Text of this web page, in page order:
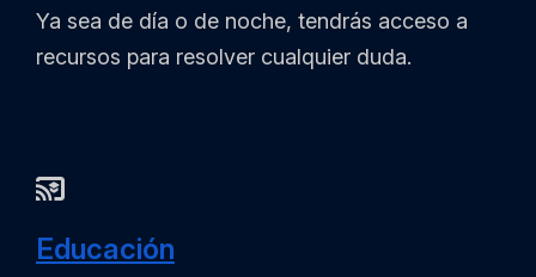
Ya sea de día o de noche, tendrás acceso a
recursos para resolver cualquier duda.
Educación